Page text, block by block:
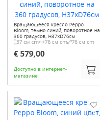
Вращающееся кресло Peppo
Bloom, темно-синий, поворотное на
360 градусов, H37xD76см
37 см cm 76 см cm 76 см cm
€ 579,00
Доступно в интернет-
магазине